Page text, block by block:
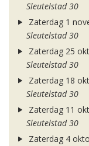
Sleutelstad 30
Zaterdag 1
Sleutelstad 30
Zaterdag 25
Sleutelstad 30
Zaterdag 18
Sleutelstad 30
Zaterdag 11
Sleutelstad 30
Zaterdag 4